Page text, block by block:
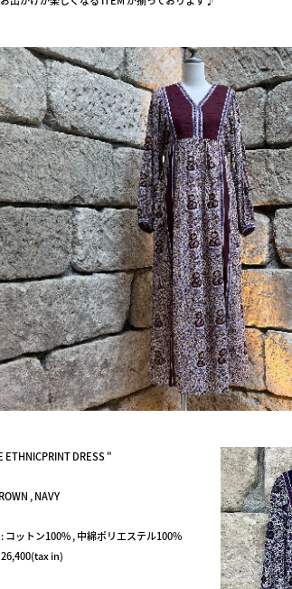
ETHNICPRINT DRESS "
, NAVY
コットン100% , 中綿ポリエステル100%
in)